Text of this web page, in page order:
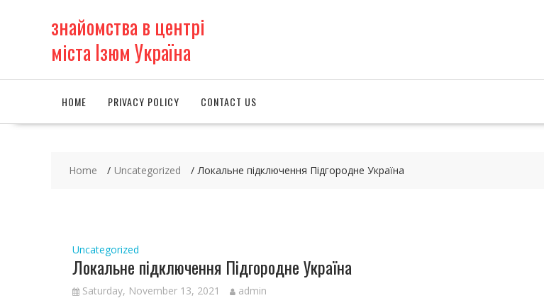
знайомства в центрі
міста Ізюм Україна
HOME PRIVACY POLICY CONTACT US
Home Uncategorized Локальне підключення Підгородне Україна
Uncategorized
Локальне підключення Підгородне Україна
Saturday, November 13, 2021 admin